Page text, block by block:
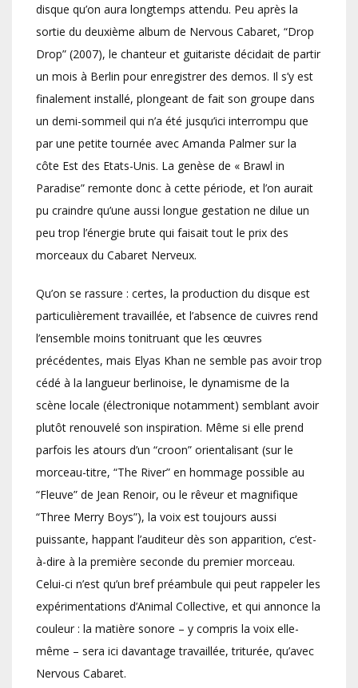
disque qu’on aura longtemps attendu. Peu après la
sortie du deuxième album de Nervous Cabaret, “Drop
Drop” (2007), le chanteur et guitariste décidait de partir
un mois à Berlin pour enregistrer des demos. Il s’y est
finalement installé, plongeant de fait son groupe dans
un demi-sommeil qui n’a été jusqu’ici interrompu que
par une petite tournée avec Amanda Palmer sur la
côte Est des Etats-Unis. La genèse de « Brawl in
Paradise” remonte donc à cette période, et l’on aurait
pu craindre qu’une aussi longue gestation ne dilue un
peu trop l’énergie brute qui faisait tout le prix des
morceaux du Cabaret Nerveux.
Qu’on se rassure : certes, la production du disque est
particulièrement travaillée, et l’absence de cuivres rend
l’ensemble moins tonitruant que les œuvres
précédentes, mais Elyas Khan ne semble pas avoir trop
cédé à la langueur berlinoise, le dynamisme de la
scène locale (électronique notamment) semblant avoir
plutôt renouvelé son inspiration. Même si elle prend
parfois les atours d’un “croon” orientalisant (sur le
morceau-titre, “The River” en hommage possible au
“Fleuve” de Jean Renoir, ou le rêveur et magnifique
“Three Merry Boys”), la voix est toujours aussi
puissante, happant l’auditeur dès son apparition, c’est-
à-dire à la première seconde du premier morceau.
Celui-ci n’est qu’un bref préambule qui peut rappeler les
expérimentations d’Animal Collective, et qui annonce la
couleur : la matière sonore – y compris la voix elle-
même – sera ici davantage travaillée, triturée, qu’avec
Nervous Cabaret.